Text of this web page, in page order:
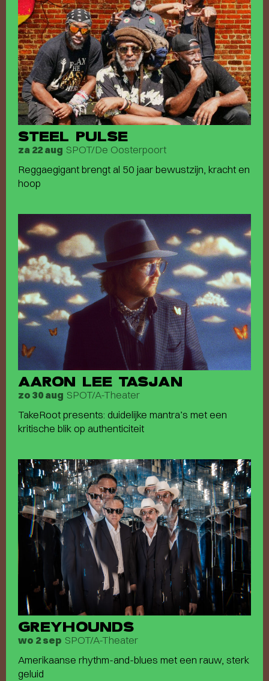
STEEL PULSE
za 22 aug SPOT/De Oosterpoort
Reggaegigant brengt al 50 jaar bewustzijn, kracht en
hoop
AARON LEE TASJAN
zo 30 aug SPOT/A-Theater
TakeRoot presents: duidelijke mantra’s met een
kritische blik op authenticiteit
GREYHOUNDS
wo 2 sep SPOT/A-Theater
Amerikaanse rhythm-and-blues met een rauw, sterk
geluid